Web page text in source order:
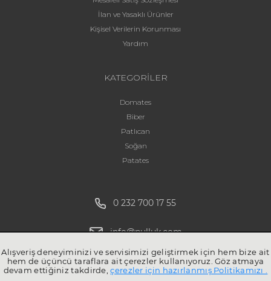
İlan ve Yasaklı Ürünler
Kişisel Verilerin Korunması
Yardım
KATEGORİLER
Domates
Biber
Patlıcan
Soğan
Patates
0 232 700 17 55
info@pulluk.com
Alışveriş deneyiminizi ve servisimizi geliştirmek için hem bize ait
hem de üçüncü taraflara ait çerezler kullanıyoruz. Göz atmaya
devam ettiğiniz takdirde,çerezler için hazırlanmış Politikamızı .